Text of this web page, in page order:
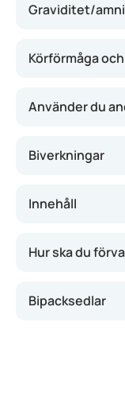
Graviditet/
Körförmåga
Använder du
Biverkningar
Innehåll
Hur ska du
Bipacksedlar